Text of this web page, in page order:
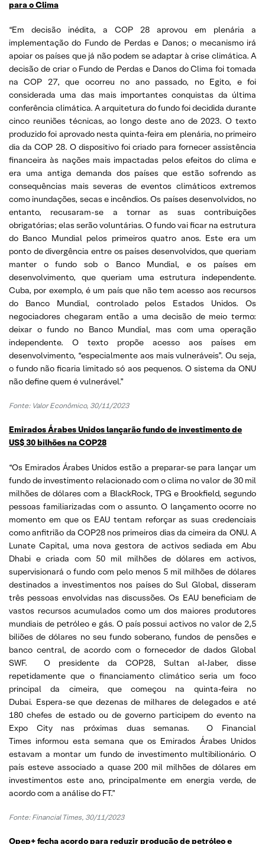
para o Clima
“Em decisão inédita, a COP 28 aprovou em plenária a
implementação do Fundo de Perdas e Danos; o mecanismo irá
apoiar os países que já não podem se adaptar à crise climática. A
decisão de criar o Fundo de Perdas e Danos do Clima foi tomada
na COP 27, que ocorreu no ano passado, no Egito, e foi
considerada uma das mais importantes conquistas da última
conferência climática. A arquitetura do fundo foi decidida durante
cinco reuniões técnicas, ao longo deste ano de 2023. O texto
produzido foi aprovado nesta quinta-feira em plenária, no primeiro
dia da COP 28. O dispositivo foi criado para fornecer assistência
financeira às nações mais impactadas pelos efeitos do clima e
era uma antiga demanda dos países que estão sofrendo as
consequências mais severas de eventos climáticos extremos
como inundações, secas e incêndios. Os países desenvolvidos, no
entanto, recusaram-se a tornar as suas contribuições
obrigatórias; elas serão voluntárias. O fundo vai ficar na estrutura
do Banco Mundial pelos primeiros quatro anos. Este era um
ponto de divergência entre os países desenvolvidos, que queriam
manter o fundo sob o Banco Mundial, e os países em
desenvolvimento, que queriam uma estrutura independente.
Cuba, por exemplo, é um país que não tem acesso aos recursos
do Banco Mundial, controlado pelos Estados Unidos. Os
negociadores chegaram então a uma decisão de meio termo:
deixar o fundo no Banco Mundial, mas com uma operação
independente. O texto propõe acesso aos países em
desenvolvimento, “especialmente aos mais vulneráveis”. Ou seja,
o fundo não ficaria limitado só aos pequenos. O sistema da ONU
não define quem é vulnerável.”
Fonte: Valor Econômico, 30/11/2023
Emirados Árabes Unidos lançarão fundo de investimento de
US$ 30 bilhões na COP28
“Os Emirados Árabes Unidos estão a preparar-se para lançar um
fundo de investimento relacionado com o clima no valor de 30 mil
milhões de dólares com a BlackRock, TPG e Brookfield, segundo
pessoas familiarizadas com o assunto. O lançamento ocorre no
momento em que os EAU tentam reforçar as suas credenciais
como anfitrião da COP28 nos primeiros dias da cimeira da ONU. A
Lunate Capital, uma nova gestora de activos sediada em Abu
Dhabi e criada com 50 mil milhões de dólares em activos,
supervisionará o fundo com pelo menos 5 mil milhões de dólares
destinados a investimentos nos países do Sul Global, disseram
três pessoas envolvidas nas discussões. Os EAU beneficiam de
vastos recursos acumulados como um dos maiores produtores
mundiais de petróleo e gás. O país possui activos no valor de 2,5
biliões de dólares no seu fundo soberano, fundos de pensões e
banco central, de acordo com o fornecedor de dados Global
SWF. O presidente da COP28, Sultan al-Jaber, disse
repetidamente que o financiamento climático seria um foco
principal da cimeira, que começou na quinta-feira no
Dubai. Espera-se que dezenas de milhares de delegados e até
180 chefes de estado ou de governo participem do evento na
Expo City nas próximas duas semanas. O Financial
Times informou esta semana que os Emirados Árabes Unidos
estavam a montar um fundo de investimento multibilionário. O
país esteve associado a quase 200 mil milhões de dólares em
investimentos este ano, principalmente em energia verde, de
acordo com a análise do FT.”
Fonte: Financial Times, 30/11/2023
Opep+ fecha acordo para reduzir produção de petróleo e